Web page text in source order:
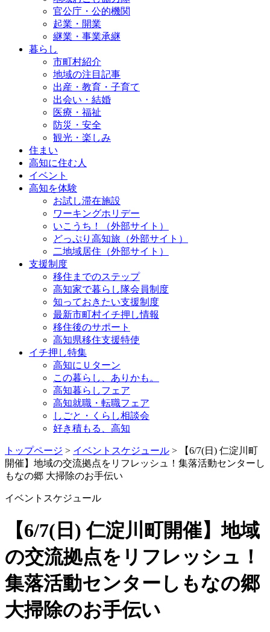
官公庁・公的機関
起業・開業
継業・事業承継
暮らし
市町村紹介
地域の注目記事
出産・教育・子育て
出会い・結婚
医療・福祉
防災・安全
観光・楽しみ
住まい
高知に住む人
イベント
高知を体験
お試し滞在施設
ワーキングホリデー
いこうち！（外部サイト）
どっぷり高知旅（外部サイト）
二地域居住（外部サイト）
支援制度
移住までのステップ
高知家で暮らし隊会員制度
知っておきたい支援制度
最新市町村イチ押し情報
移住後のサポート
高知県移住支援特使
イチ押し特集
高知にＵターン
この暮らし、ありかも。
高知暮らしフェア
高知就職・転職フェア
しごと・くらし相談会
好き積もる、高知
トップページ > イベントスケジュール > 【6/7(日) 仁淀川町
開催】地域の交流拠点をリフレッシュ！集落活動センターし
もなの郷 大掃除のお手伝い
イベントスケジュール
【6/7(日) 仁淀川町開催】地域
の交流拠点をリフレッシュ！
集落活動センターしもなの郷
大掃除のお手伝い